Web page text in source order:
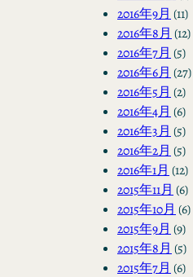
2016年9月 (11)
2016年8月 (12)
2016年7月 (5)
2016年6月 (27)
2016年5月 (2)
2016年4月 (6)
2016年3月 (5)
2016年2月 (5)
2016年1月 (12)
2015年11月 (6)
2015年10月 (6)
2015年9月 (9)
2015年8月 (5)
2015年7月 (6)